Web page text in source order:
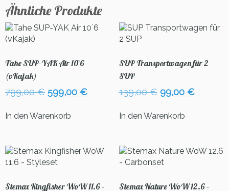
Ähnliche Produkte
Tahe SUP-YAK Air 10`6
(vKajak)
799,00€ Ursprünglicher
war:
599,00 €Aktueller
In den Warenkorb
SUP Transportwagen für 2
SUP
139,00€ Ursprünglicher
war:
99,00 €
In den Warenkorb
Stemax Kingfisher WoW 11.6 –
Stemax Nature WoW 12.6 –